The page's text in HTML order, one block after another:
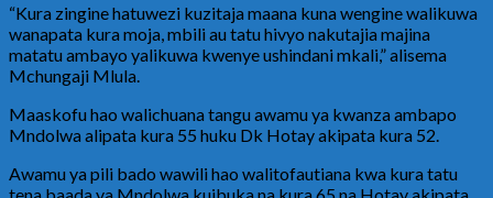
“Kura zingine hatuwezi kuzitaja maana kuna wengine walikuwa
wanapata kura moja, mbili au tatu hivyo nakutajia majina
matatu ambayo yalikuwa kwenye ushindani mkali,” alisema
Mchungaji Mlula.
Maaskofu hao walichuana tangu awamu ya kwanza ambapo
Mndolwa alipata kura 55 huku Dk Hotay akipata kura 52.
Awamu ya pili bado wawili hao walitofautiana kwa kura tatu